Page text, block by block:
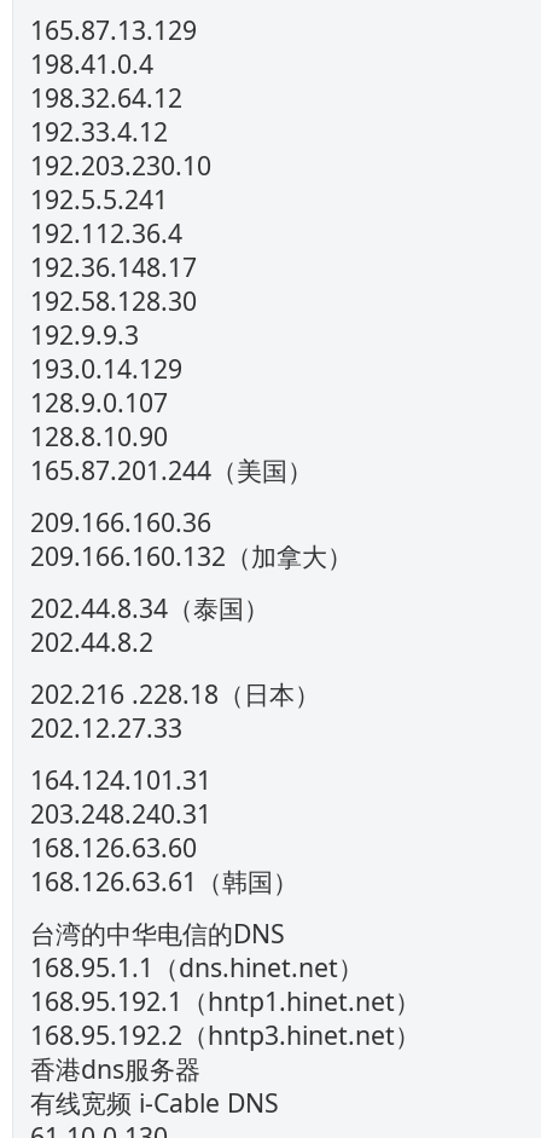
165.87.13.129
198.41.0.4
198.32.64.12
192.33.4.12
192.203.230.10
192.5.5.241
192.112.36.4
192.36.148.17
192.58.128.30
192.9.9.3
193.0.14.129
128.9.0.107
128.8.10.90
165.87.201.244（美国）
209.166.160.36
209.166.160.132（加拿大）
202.44.8.34（泰国）
202.44.8.2
202.216 .228.18（日本）
202.12.27.33
164.124.101.31
203.248.240.31
168.126.63.60
168.126.63.61（韩国）
台湾的中华电信的DNS
168.95.1.1（dns.hinet.net）
168.95.192.1（hntp1.hinet.net）
168.95.192.2（hntp3.hinet.net）
香港dns服务器
有线宽频 i-Cable DNS